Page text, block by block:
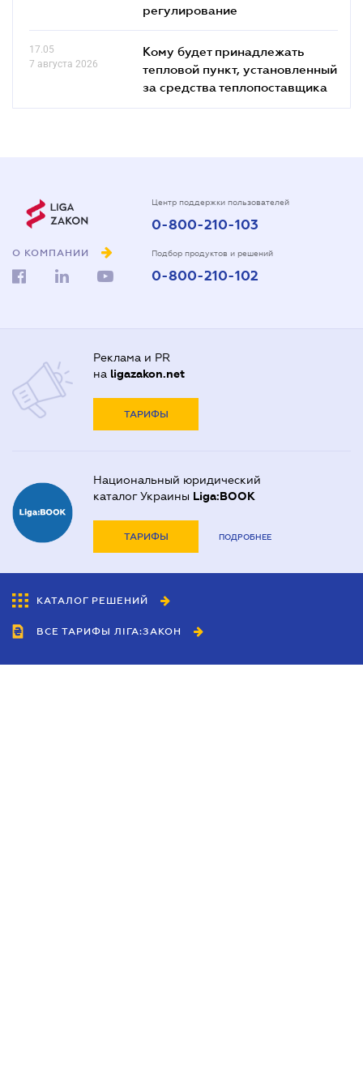
регулирование
17.05
7 августа 2026
Кому будет принадлежать
тепловой пункт, установленный
за средства теплопоставщика
О КОМПАНИИ
Центр поддержки пользователей
0-800-210-103
Подбор продуктов и решений
0-800-210-102
Реклама и PR
на ligazakon.net
ТАРИФЫ
Национальный юридический
каталог Украины Liga:BOOK
ТАРИФЫ ПОДРОБНЕЕ
КАТАЛОГ РЕШЕНИЙ
ВСЕ ТАРИФЫ ЛІГА:ЗАКОН